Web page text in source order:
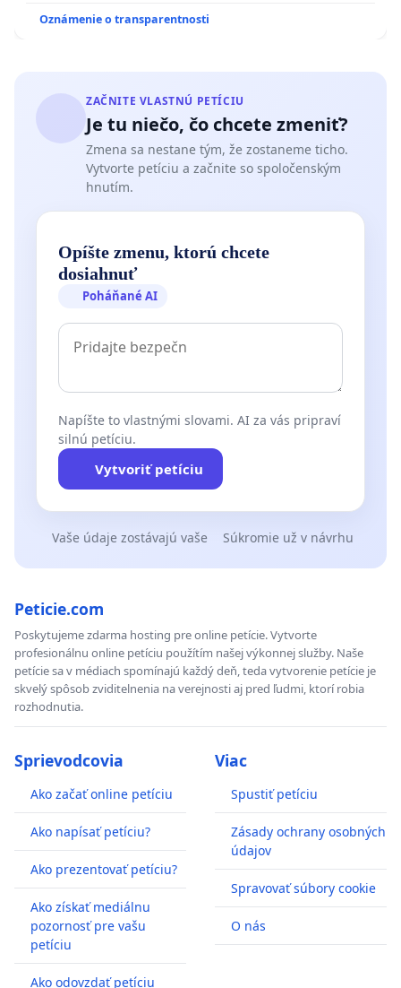
Oznámenie o transparentnosti
ZAČNITE VLASTNÚ PETÍCIU
Je tu niečo, čo chcete zmeniť?
Zmena sa nestane tým, že zostaneme ticho.
Vytvorte petíciu a začnite so spoločenským
hnutím.
Opíšte zmenu, ktorú chcete
dosiahnuť
Poháňané AI
Napíšte to vlastnými slovami. AI za vás pripraví
silnú petíciu.
Vytvoriť petíciu
Vaše údaje zostávajú vaše Súkromie už v návrhu
Peticie.com
Poskytujeme zdarma hosting pre online petície. Vytvorte
profesionálnu online petíciu použítím našej výkonnej služby. Naše
petície sa v médiach spomínajú každý deň, teda vytvorenie petície je
skvelý spôsob zviditelnenia na verejnosti aj pred ľudmi, ktorí robia
rozhodnutia.
Sprievodcovia
Ako začať online petíciu
Ako napísať petíciu?
Ako prezentovať petíciu?
Ako získať mediálnu
pozornosť pre vašu
petíciu
Ako odovzdať petíciu
Viac
Spustiť petíciu
Zásady ochrany osobných
údajov
Spravovať súbory cookie
O nás